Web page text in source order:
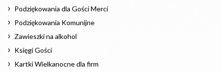
Podziękowania dla Gości Merci
Podziękowania Komunijne
Zawieszki na alkohol
Księgi Gości
Kartki Wielkanocne dla firm